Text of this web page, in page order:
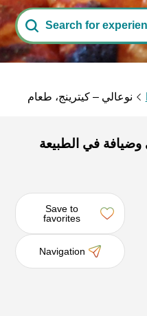
Search for
نوعالي – كيترينج، طعام
وضيافة في الطبيعة
Save to
favorites
Navigation